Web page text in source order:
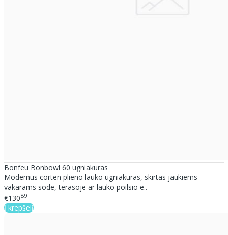
Bonfeu Bonbowl 60 ugniakuras
Modernus corten plieno lauko ugniakuras, skirtas jaukiems
vakarams sode, terasoje ar lauko poilsio e..
€13089
Į krepšelį